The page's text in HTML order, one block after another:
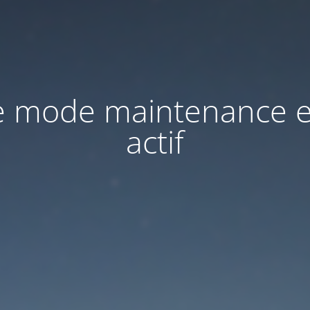
mode maintenance
actif